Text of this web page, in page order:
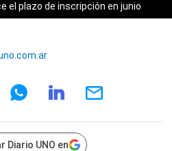
el plazo de inscripción en junio
Diario UNO en